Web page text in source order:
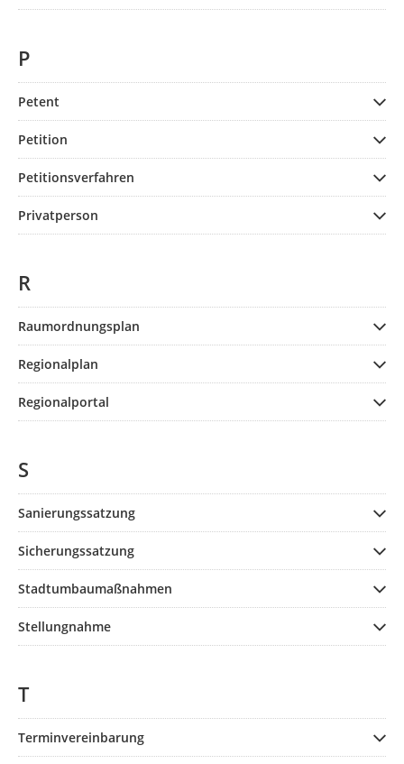
P
Petent
Petition
Petitionsverfahren
Privatperson
R
Raumordnungsplan
Regionalplan
Regionalportal
S
Sanierungssatzung
Sicherungssatzung
Stadtumbaumaßnahmen
Stellungnahme
T
Terminvereinbarung